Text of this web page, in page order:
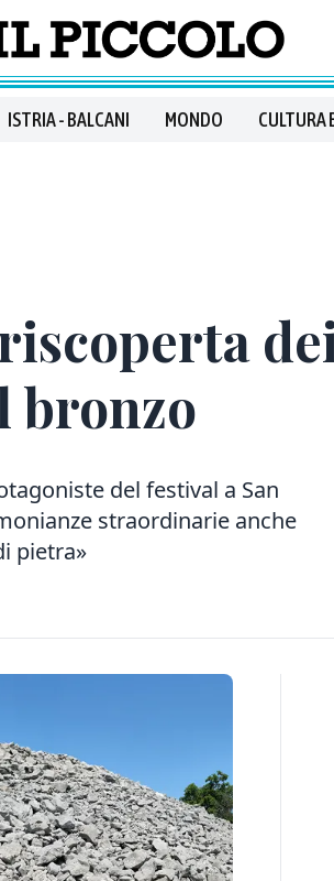
ISTRIA - BALCANI MONDO CULTURA
bronzo
del festival a San
straordinarie anche
pietra»